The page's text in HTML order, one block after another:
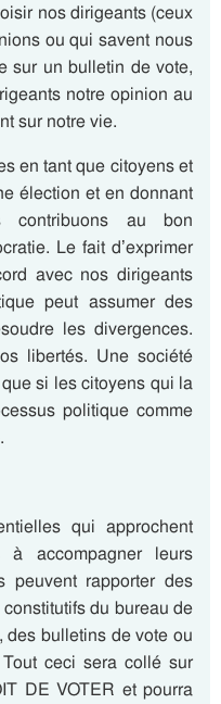
nos dirigeants (ceux
ou qui savent nous
sur un bulletin de vote,
notre opinion au
sur notre vie.
en tant que citoyens et
élection et en donnant
au bon
Le fait d’exprimer
avec nos dirigeants
peut assumer des
les divergences.
libertés. Une société
si les citoyens qui la
politique comme
qui approchent
accompagner leurs
peuvent rapporter des
du bureau de
bulletins de vote ou
ceci sera collé sur
DE VOTER et pourra